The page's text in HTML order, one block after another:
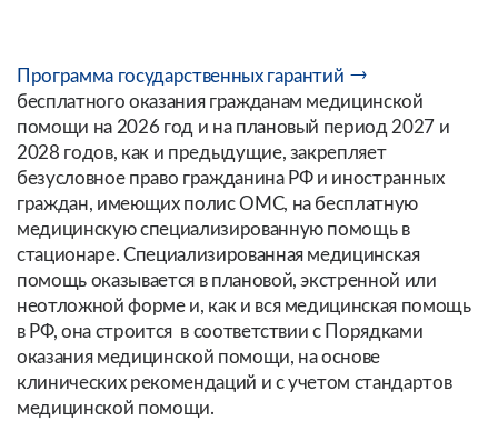
Программа государственных гарантий
бесплатного оказания гражданам медицинской
помощи на 2026 год и на плановый период 2027 и
2028 годов, как и предыдущие, закрепляет
безусловное право гражданина РФ и иностранных
граждан, имеющих полис ОМС, на бесплатную
медицинскую специализированную помощь в
стационаре. Специализированная медицинская
помощь оказывается в плановой, экстренной или
неотложной форме и, как и вся медицинская помощь
в РФ, она строится в соответствии с Порядками
оказания медицинской помощи, на основе
клинических рекомендаций и с учетом стандартов
медицинской помощи.